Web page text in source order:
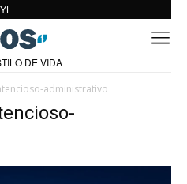
DE VIDA
administrativo